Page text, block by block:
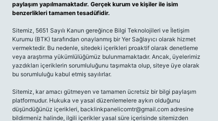
paylaşım yapılmamaktadır. Gerçek kurum ve kişiler ile isim
benzerlikleri tamamen tesadüfidir.
Sitemiz, 5651 Sayılı Kanun gereğince Bilgi Teknolojileri ve İletişim
Kurumu (BTK) tarafından onaylanmış bir Yer Sağlayıcı olarak hizmet
vermektedir. Bu nedenle, sitedeki içerikleri proaktif olarak denetleme
veya araştırma yükümlülüğümüz bulunmamaktadır. Ancak, üyelerimiz
yazdıkları içeriklerin sorumluluğunu taşımakta olup, siteye üye olarak
bu sorumluluğu kabul etmiş sayılırlar.
Sitemiz, kar amacı gütmeyen ve tamamen ücretsiz bir bilgi paylaşım
platformudur. Hukuka ve yasal düzenlemelere aykırı olduğunu
düşündüğünüz içerikleri, backlinkpanelicomtr@gmail.com adresine
bildirmeniz halinde, ilgili içerikler yasal süre içerisinde sitemizden